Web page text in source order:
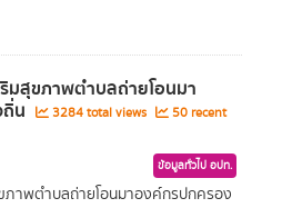
มสุขภาพตำบลถ่ายโอนมา
น 3284 total views
50 recent
ข้อมูลทั่วไป อปท.
ภาพตำบลถ่ายโอนมาองค์กรปกครอง